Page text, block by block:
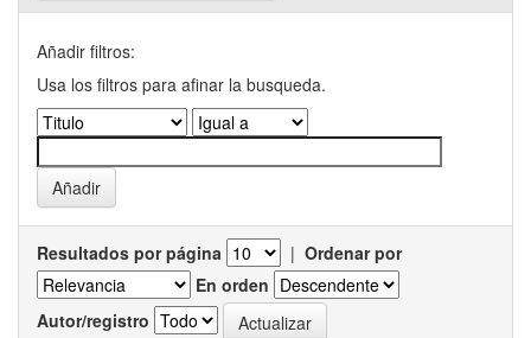
Añadir filtros:
Usa los filtros para afinar la busqueda.
Resultados por página | Ordenar por
En orden
Autor/registro